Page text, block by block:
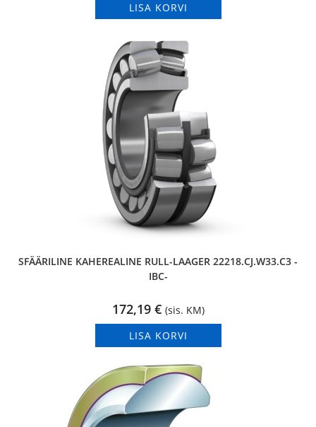
LISA KORVI
SFÄÄRILINE KAHEREALINE RULL-LAAGER 22218.CJ.W33.C3 -
IBC-
172,19 € (sis. KM)
LISA KORVI